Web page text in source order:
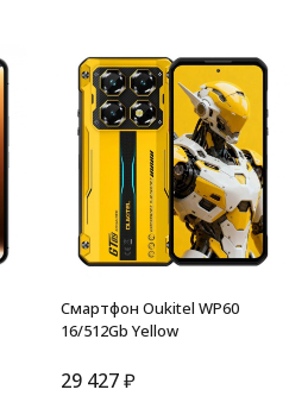
Смартфон Oukitel WP60
16/512Gb Yellow
29 427₽